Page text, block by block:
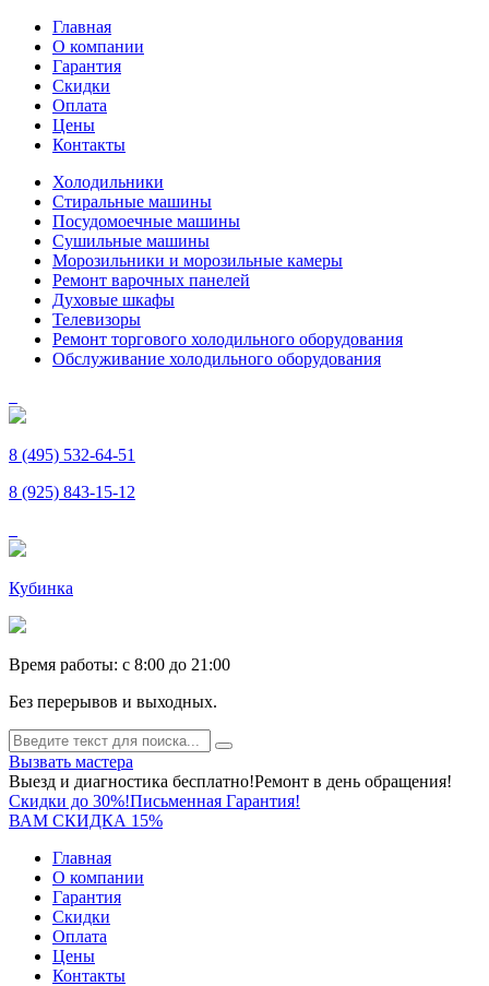
Главная
О компании
Гарантия
Скидки
Оплата
Цены
Контакты
Холодильники
Стиральные машины
Посудомоечные машины
Сушильные машины
Морозильники и морозильные камеры
Ремонт варочных панелей
Духовые шкафы
Телевизоры
Ремонт торгового холодильного оборудования
Обслуживание холодильного оборудования
8 (495) 532-64-51
8 (925) 843-15-12
Кубинка
Время работы: c 8:00 до 21:00
Без перерывов и выходных.
Вызвать мастера
Выезд и диагностика бесплатно!Ремонт в день обращения!
Скидки до 30%!Письменная Гарантия!
ВАМ СКИДКА 15%
Главная
О компании
Гарантия
Скидки
Оплата
Цены
Контакты